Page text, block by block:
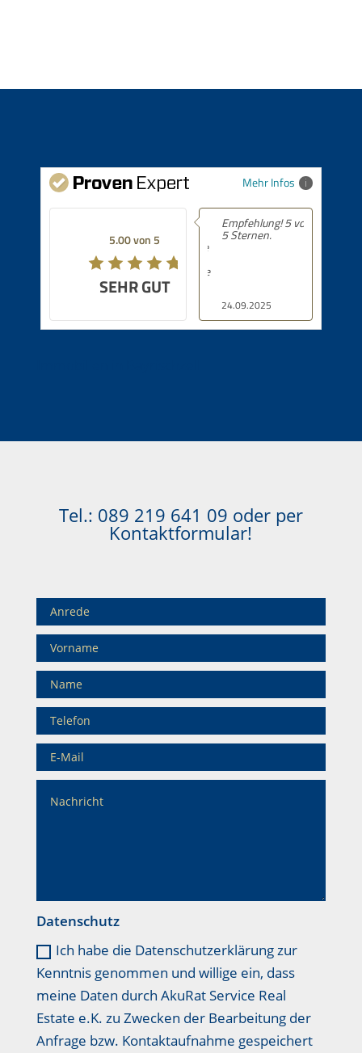
Mehr Infos
5.00 von 5
SEHR GUT
24.09.2025
Empfehlung! 5 von
5 Sternen.
Tel.: 089 219 641 09 oder per
Kontaktformular!
Datenschutz
Ich habe die Datenschutzerklärung zur
Kenntnis genommen und willige ein, dass
meine Daten durch AkuRat Service Real
Estate e.K. zu Zwecken der Bearbeitung der
Anfrage bzw. Kontaktaufnahme gespeichert